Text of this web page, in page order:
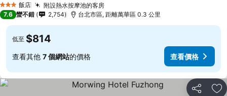
3 星級 飯店 附設熱水按摩池的客房
7.6 蠻不錯 2,754 台北市區, 距離萬華區 0.3 公里
低至 $814
查看其他 7 個網站的價格 查看價格
分享 加